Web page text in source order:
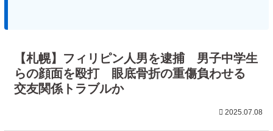
【札幌】フィリピン人男を逮捕 男子中学生
らの顔面を殴打 眼底骨折の重傷負わせる
交友関係トラブルか
2025.07.08